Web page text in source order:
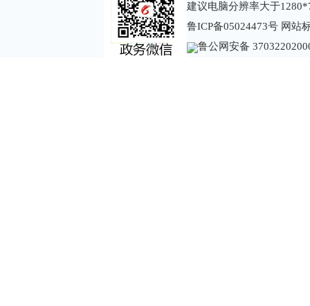
建议电脑分辨率大于
鲁ICP备05024473号 网站
鲁公网安备